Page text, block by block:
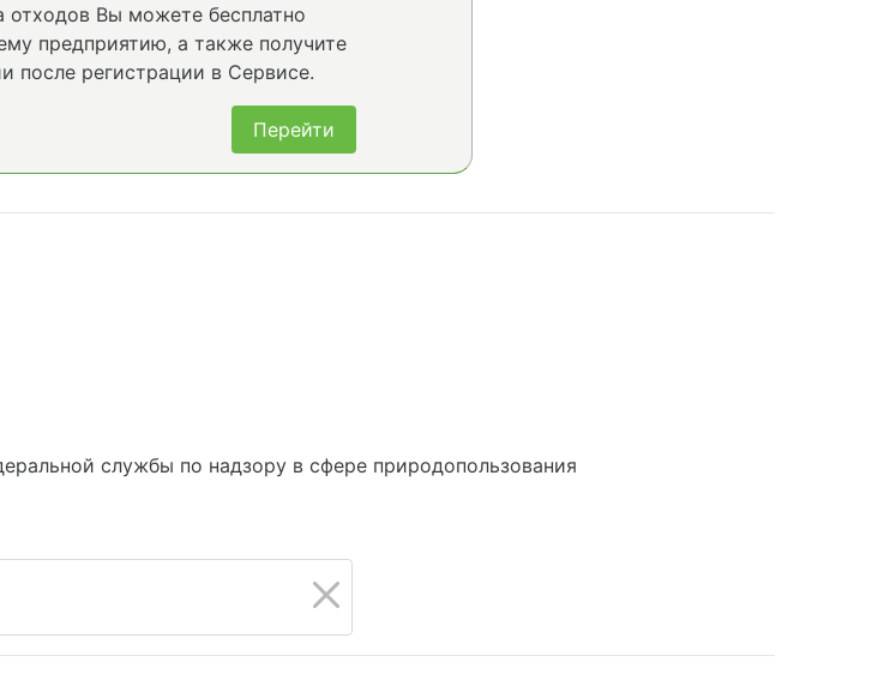
Вы можете бесплатно
предприятию, а также получите
после регистрации в Сервисе.
Перейти
службы по надзору в сфере природопользования